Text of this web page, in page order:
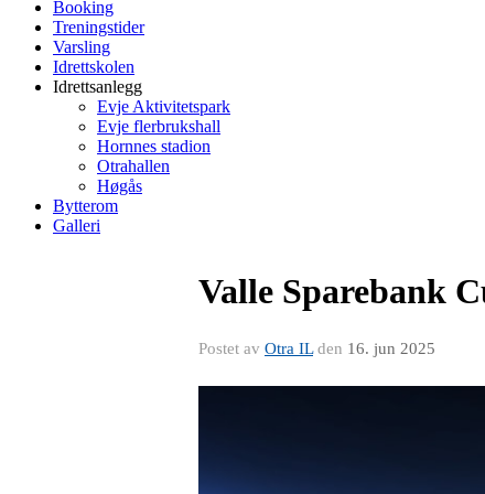
Booking
Treningstider
Varsling
Idrettskolen
Idrettsanlegg
Evje Aktivitetspark
Evje flerbrukshall
Hornnes stadion
Otrahallen
Høgås
Bytterom
Galleri
Valle Sparebank
Postet av Otra ILden 16. jun 2025